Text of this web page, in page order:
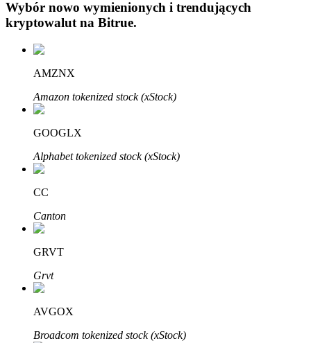
Automatyczna inwestycja
Dowiedz się, jak uzyskać dochód pasywny
Bitrue
Wybór nowo wymienionych i trendujących
kryptowalut na Bitrue.
AMZNX
Amazon tokenized stock (xStock)
GOOGLX
Alphabet tokenized stock (xStock)
CC
Canton
GRVT
Grvt
AVGOX
Broadcom tokenized stock (xStock)